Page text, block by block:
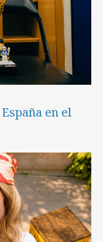
en el